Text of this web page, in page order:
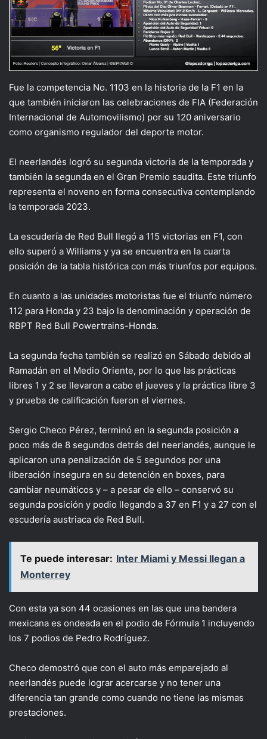
Fue la competencia No. 1103 en la historia de la F1 en la
que también iniciaron las celebraciones de FIA (Federación
Internacional de Automovilismo) por su 120 aniversario
como organismo regulador del deporte motor.
El neerlandés logró su segunda victoria de la temporada y
también la segunda en el Gran Premio saudita. Este triunfo
representa el noveno en forma consecutiva contemplando
la temporada 2023.
La escudería de Red Bull llegó a 115 victorias en F1, con
ello superó a Williams y ya se encuentra en la cuarta
posición de la tabla histórica con más triunfos por equipos.
En cuanto a las unidades motoristas fue el triunfo número
112 para Honda y 23 bajo la denominación y operación de
RBPT Red Bull Powertrains-Honda.
La segunda fecha también se realizó en Sábado debido al
Ramadán en el Medio Oriente, por lo que las prácticas
libres 1 y 2 se llevaron a cabo el jueves y la práctica libre 3
y prueba de calificación fueron el viernes.
Sergio Checo Pérez, terminó en la segunda posición a
poco más de 8 segundos detrás del neerlandés, aunque le
aplicaron una penalización de 5 segundos por una
liberación insegura en su detención en boxes, para
cambiar neumáticos y – a pesar de ello – conservó su
segunda posición y podio llegando a 37 en F1 y a 27 con el
escudería austriaca de Red Bull.
Te puede interesar: Inter Miami y Messi llegan a
Monterrey
Con esta ya son 44 ocasiones en las que una bandera
mexicana es ondeada en el podio de Fórmula 1 incluyendo
los 7 podios de Pedro Rodríguez.
Checo demostró que con el auto más emparejado al
neerlandés puede lograr acercarse y no tener una
diferencia tan grande como cuando no tiene las mismas
prestaciones.